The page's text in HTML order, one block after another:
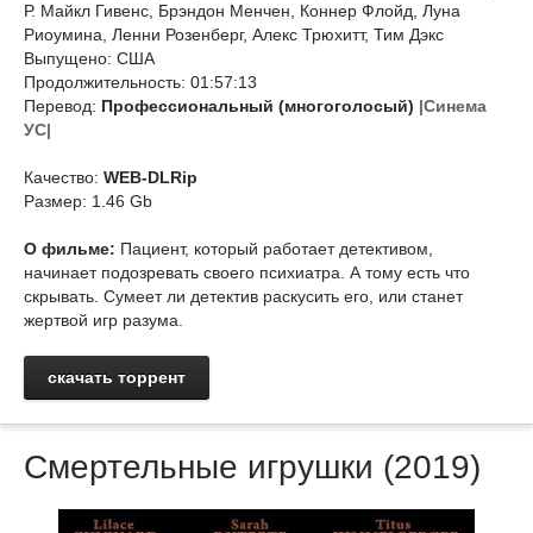
Р. Майкл Гивенс, Брэндон Менчен, Коннер Флойд, Луна
Риоумина, Ленни Розенберг, Алекс Трюхитт, Тим Дэкс
Выпущено: США
Продолжительность: 01:57:13
Перевод: Профессиональный (многоголосый) |Синема
УС|
Качество: WEB-DLRip
Размер: 1.46 Gb
О фильме: Пациент, который работает детективом,
начинает подозревать своего психиатра. А тому есть что
скрывать. Сумеет ли детектив раскусить его, или станет
жертвой игр разума.
скачать торрент
Смертельные игрушки (2019)